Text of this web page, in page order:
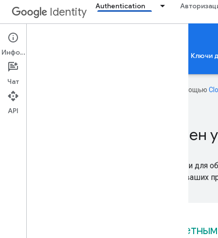
Identity Authentication
Credential Management
Войти через Google Ключи
Эта страница переведена с помощью
Беспрепятственный
Используйте удобный обмен учетными данными для
в систему и регистрировались в Интернете и в
Что такое бесшовный обмен
Информация
Чат
API